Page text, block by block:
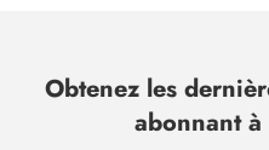
Obtenez les
abonnant